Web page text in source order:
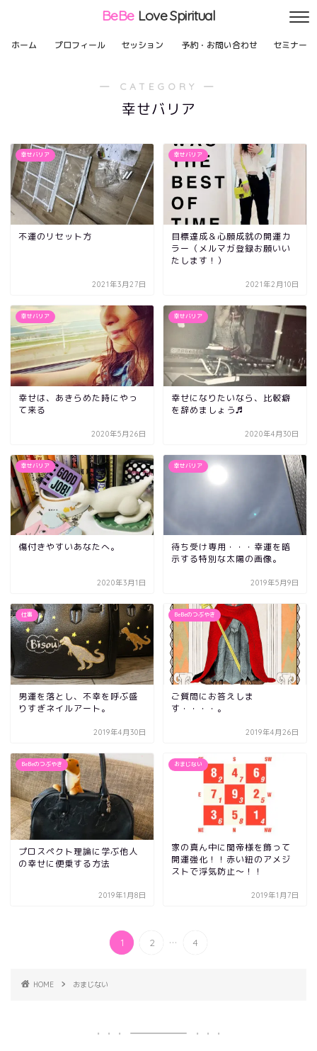
BeBe Love Spiritual
ホーム プロフィール セッション 予約・お問い合わせ セミナー
― CATEGORY ―
幸せバリア
幸せバリア
不運のリセット方
2021年3月27日
幸せバリア
目標達成＆心願成就の開運カ
ラー（メルマガ登録お願いい
たします！）
2021年2月10日
幸せバリア
幸せは、あきらめた時にやっ
て来る
2020年5月26日
幸せバリア
幸せになりたいなら、比較癖
を辞めましょう♬
2020年4月30日
幸せバリア
傷付きやすいあなたへ。
2020年3月1日
幸せバリア
待ち受け専用・・・幸運を暗
示する特別な太陽の画像。
2019年5月9日
仕事
男運を落とし、不幸を呼ぶ盛
りすぎネイルアート。
2019年4月30日
BeBeのつぶやき
ご質問にお答えしま
す・・・・。
2019年4月26日
BeBeのつぶやき
プロスペクト理論に学ぶ他人
の幸せに便乗する方法
2019年1月8日
おまじない
家の真ん中に関帝様を飾って
開運強化！！赤い紐のアメジ
ストで浮気防止〜！！
2019年1月7日
1 2 ... 4
HOME おまじない